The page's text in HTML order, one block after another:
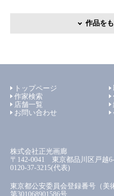
作品を
トップページ
作家検索
店舗一覧
お問い合わせ
株式会社正光画廊
〒142-0041 東京都品川区戸越
0120-37-3215(代表)
東京都公安委員会登録番号（美
第301068901586号